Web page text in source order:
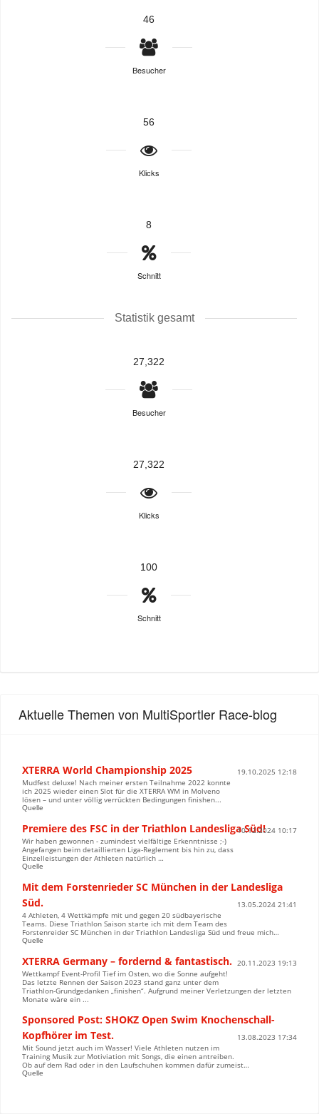
46
Besucher
56
Klicks
8
Schnitt
Statistik gesamt
27,322
Besucher
27,322
Klicks
100
Schnitt
Aktuelle Themen von MultiSportler Race-blog
XTERRA World Championship 2025
19.10.2025 12:18
Mudfest deluxe! Nach meiner ersten Teilnahme 2022 konnte
ich 2025 wieder einen Slot für die XTERRA WM in Molveno
lösen – und unter völlig verrückten Bedingungen finishen...
Quelle
Premiere des FSC in der Triathlon Landesliga Süd!10.12.2024 10:17
Wir haben gewonnen - zumindest vielfältige Erkenntnisse ;-)
Angefangen beim detaillierten Liga-Reglement bis hin zu, dass
Einzelleistungen der Athleten natürlich …
Quelle
Mit dem Forstenrieder SC München in der Landesliga
Süd.
13.05.2024 21:41
4 Athleten, 4 Wettkämpfe mit und gegen 20 südbayerische
Teams. Diese Triathlon Saison starte ich mit dem Team des
Forstenreider SC München in der Triathlon Landesliga Süd und freue mich…
Quelle
XTERRA Germany – fordernd & fantastisch. 20.11.2023 19:13
Wettkampf Event-Profil Tief im Osten, wo die Sonne aufgeht!
Das letzte Rennen der Saison 2023 stand ganz unter dem
Triathlon-Grundgedanken „finishen“. Aufgrund meiner Verletzungen der letzten
Monate wäre ein ...
Sponsored Post: SHOKZ Open Swim Knochenschall-
Kopfhörer im Test.
13.08.2023 17:34
Mit Sound jetzt auch im Wasser! Viele Athleten nutzen im
Training Musik zur Motiviation mit Songs, die einen antreiben.
Ob auf dem Rad oder in den Laufschuhen kommen dafür zumeist…
Quelle